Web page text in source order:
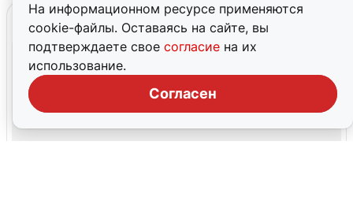
На информационном ресурсе применяются
cookie-файлы. Оставаясь на сайте, вы
подтверждаете свое согласие на их
использование.
Согласен